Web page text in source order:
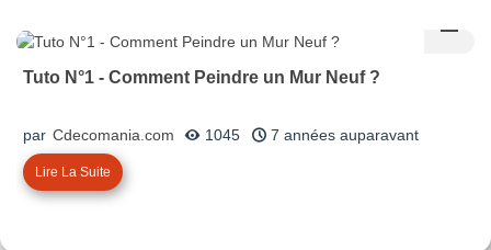
Tuto N°1 - Comment Peindre un Mur Neuf ?
par Cdecomania.com 1045 7 années auparavant
Lire La Suite